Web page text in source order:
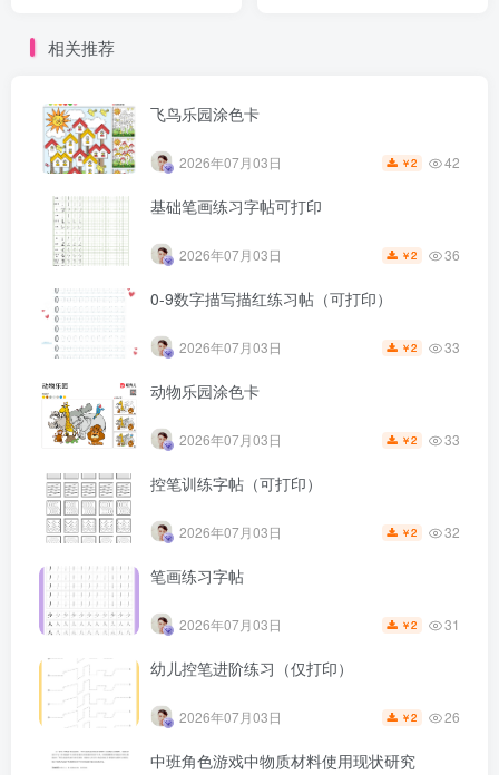
相关推荐
飞鸟乐园涂色卡
2026年07月03日 ￥2 42
基础笔画练习字帖可打印
2026年07月03日 ￥2 36
0-9数字描写描红练习帖（可打印）
2026年07月03日 ￥2 33
动物乐园涂色卡
2026年07月03日 ￥2 33
控笔训练字帖（可打印）
2026年07月03日 ￥2 32
笔画练习字帖
2026年07月03日 ￥2 31
幼儿控笔进阶练习（仅打印）
2026年07月03日 ￥2 26
中班角色游戏中物质材料使用现状研究